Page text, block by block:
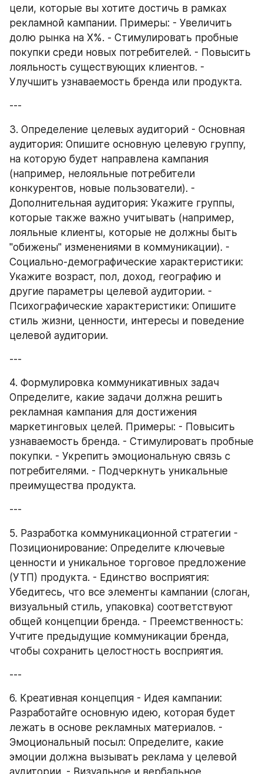
цели, которые вы хотите достичь в рамках
рекламной кампании. Примеры: - Увеличить
долю рынка на X%. - Стимулировать пробные
покупки среди новых потребителей. - Повысить
лояльность существующих клиентов. -
Улучшить узнаваемость бренда или продукта.
---
3. Определение целевых аудиторий - Основная
аудитория: Опишите основную целевую группу,
на которую будет направлена кампания
(например, нелояльные потребители
конкурентов, новые пользователи). -
Дополнительная аудитория: Укажите группы,
которые также важно учитывать (например,
лояльные клиенты, которые не должны быть
"обижены" изменениями в коммуникации). -
Социально-демографические характеристики:
Укажите возраст, пол, доход, географию и
другие параметры целевой аудитории. -
Психографические характеристики: Опишите
стиль жизни, ценности, интересы и поведение
целевой аудитории.
---
4. Формулировка коммуникативных задач
Определите, какие задачи должна решить
рекламная кампания для достижения
маркетинговых целей. Примеры: - Повысить
узнаваемость бренда. - Стимулировать пробные
покупки. - Укрепить эмоциональную связь с
потребителями. - Подчеркнуть уникальные
преимущества продукта.
---
5. Разработка коммуникационной стратегии -
Позиционирование: Определите ключевые
ценности и уникальное торговое предложение
(УТП) продукта. - Единство восприятия:
Убедитесь, что все элементы кампании (слоган,
визуальный стиль, упаковка) соответствуют
общей концепции бренда. - Преемственность:
Учтите предыдущие коммуникации бренда,
чтобы сохранить целостность восприятия.
---
6. Креативная концепция - Идея кампании:
Разработайте основную идею, которая будет
лежать в основе рекламных материалов. -
Эмоциональный посыл: Определите, какие
эмоции должна вызывать реклама у целевой
аудитории. - Визуальное и вербальное